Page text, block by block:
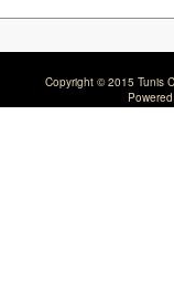
Copyright © 2015 Tunis